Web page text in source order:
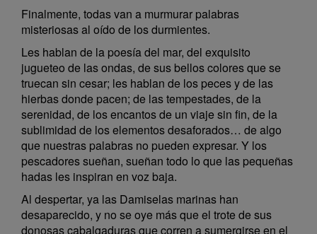
Finalmente, todas van a murmurar palabras
misteriosas al oído de los durmientes.
Les hablan de la poesía del mar, del exquisito
jugueteo de las ondas, de sus bellos colores que se
truecan sin cesar; les hablan de los peces y de las
hierbas donde pacen; de las tempestades, de la
serenidad, de los encantos de un viaje sin fin, de la
sublimidad de los elementos desaforados… de algo
que nuestras palabras no pueden expresar. Y los
pescadores sueñan, sueñan todo lo que las pequeñas
hadas les inspiran en voz baja.
Al despertar, ya las Damiselas marinas han
desaparecido, y no se oye más que el trote de sus
donosas cabalgaduras que corren a sumergirse en el